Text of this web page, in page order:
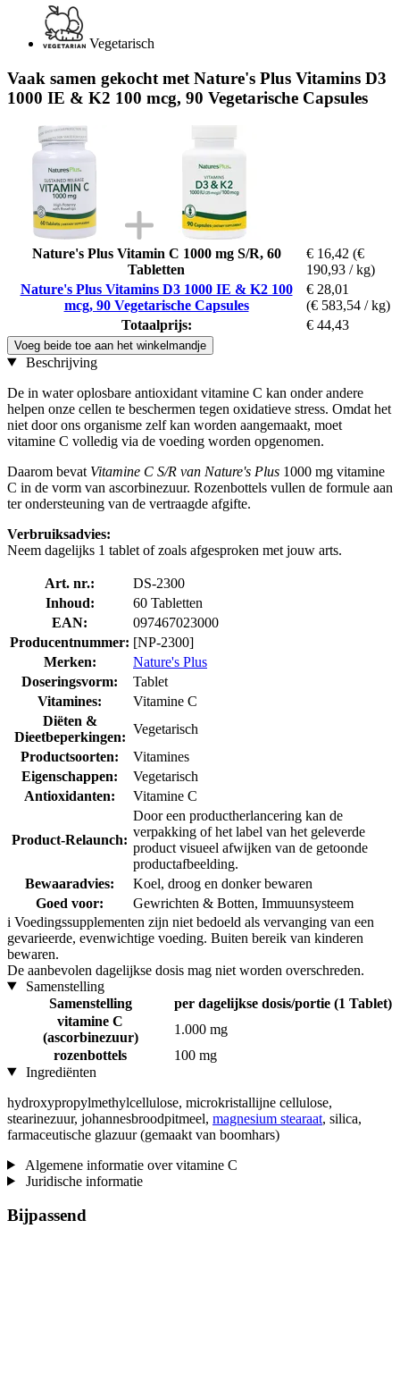
Vegetarisch
Vaak samen gekocht met Nature's Plus Vitamins D3
1000 IE & K2 100 mcg, 90 Vegetarische Capsules
Nature's Plus Vitamin C 1000 mg S/R, 60
Tabletten
€ 16,42 (€
190,93 / kg)
Nature's Plus Vitamins D3 1000 IE & K2 100
mcg, 90 Vegetarische Capsules
€ 28,01
(€ 583,54 / kg)
Totaalprijs:
€ 44,43
Voeg beide toe aan het winkelmandje
Beschrijving
De in water oplosbare antioxidant vitamine C kan onder andere
helpen onze cellen te beschermen tegen oxidatieve stress. Omdat het
niet door ons organisme zelf kan worden aangemaakt, moet
vitamine C volledig via de voeding worden opgenomen.
Daarom bevat Vitamine C S/R van Nature's Plus 1000 mg vitamine
C in de vorm van ascorbinezuur. Rozenbottels vullen de formule aan
ter ondersteuning van de vertraagde afgifte.
Verbruiksadvies:
Neem dagelijks 1 tablet of zoals afgesproken met jouw arts.
Art. nr.:
DS-2300
Inhoud:
60 Tabletten
EAN:
097467023000
Producentnummer: [NP-2300]
Merken:
Nature's Plus
Doseringsvorm:
Tablet
Vitamines:
Vitamine C
Diëten &
Dieetbeperkingen:
Vegetarisch
Productsoorten:
Vitamines
Eigenschappen:
Vegetarisch
Antioxidanten:
Vitamine C
Product-Relaunch:
Door een productherlancering kan de
verpakking of het label van het geleverde
product visueel afwijken van de getoonde
productafbeelding.
Bewaaradvies:
Koel, droog en donker bewaren
Goed voor:
Gewrichten & Botten, Immuunsysteem
i Voedingssupplementen zijn niet bedoeld als vervanging van een
gevarieerde, evenwichtige voeding. Buiten bereik van kinderen
bewaren.
De aanbevolen dagelijkse dosis mag niet worden overschreden.
Samenstelling
Samenstelling
per dagelijkse dosis/portie (1 Tablet)
vitamine C
(ascorbinezuur)
1.000 mg
rozenbottels
100 mg
Ingrediënten
hydroxypropylmethylcellulose, microkristallijne cellulose,
stearinezuur, johannesbroodpitmeel, magnesium stearaat, silica,
farmaceutische glazuur (gemaakt van boomhars)
Algemene informatie over vitamine C
Juridische informatie
Bijpassend